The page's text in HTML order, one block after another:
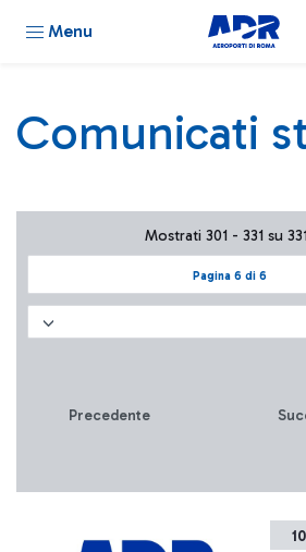
Menu
Comunicati
Pagina 6 di 6
Mostrati 301 - 331 su
Precedente